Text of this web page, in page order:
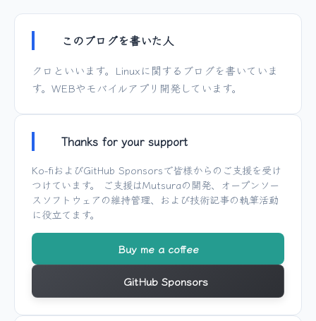
このブログを書いた人
クロといいます。Linuxに関するブログを書いていま
す。WEBやモバイルアプリ開発しています。
Thanks for your support
Ko-fiおよびGitHub Sponsorsで皆様からのご支援を受け
つけています。 ご支援はMutsuraの開発、オープンソー
スソフトウェアの維持管理、および技術記事の執筆活動
に役立てます。
Buy me a coffee
GitHub Sponsors